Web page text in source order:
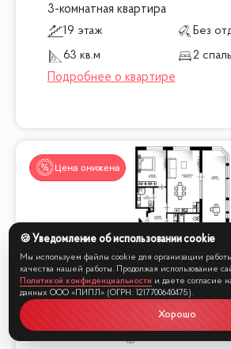
3-комнатная квартира
19 этаж
Без
63 кв.м
2
Цена снижена
🍪 Уведомление об использовании cookie
Мы используем файлы cookie для организации
качества нашей работы. Продолжая использование
Политикой конфиденциальности и даете согласие
данных ООО «ПИПЛ» (ОГРН: 1217700640475).
Хорошо